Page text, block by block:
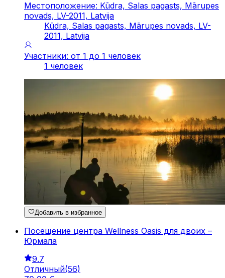
Местоположение: Kūdra, Salas pagasts, Mārupes
novads, LV-2011, Latvija
Kūdra, Salas pagasts, Mārupes novads, LV-
2011, Latvija
Участники: от 1 до 1 человек
1 человек
Добавить в избранное
Посещение центра Wellness Oasis для двоих –
Юрмала
9.7
Отличный(56)